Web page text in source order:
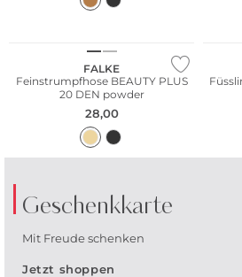
FALKE
Feinstrumpfhose BEAUTY PLUS
20 DEN powder
28,00
Geschenkkarte
Mit Freude schenken
Jetzt shoppen